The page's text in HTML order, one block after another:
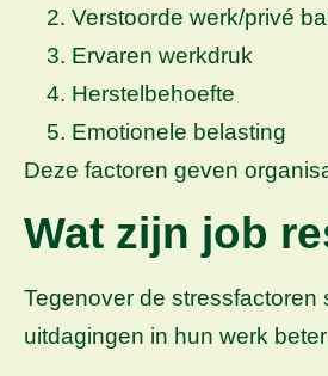
Verstoorde werk/privé
Ervaren werkdruk
Herstelbehoefte
Emotionele belasting
Deze factoren geven
Wat zijn job
Tegenover de
uitdagingen in hun werk